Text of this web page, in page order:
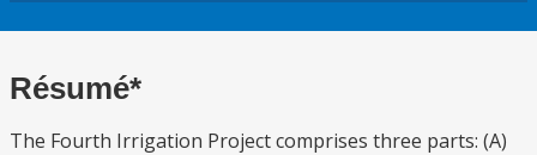
Résumé*
The Fourth Irrigation Project comprises three parts: (A)